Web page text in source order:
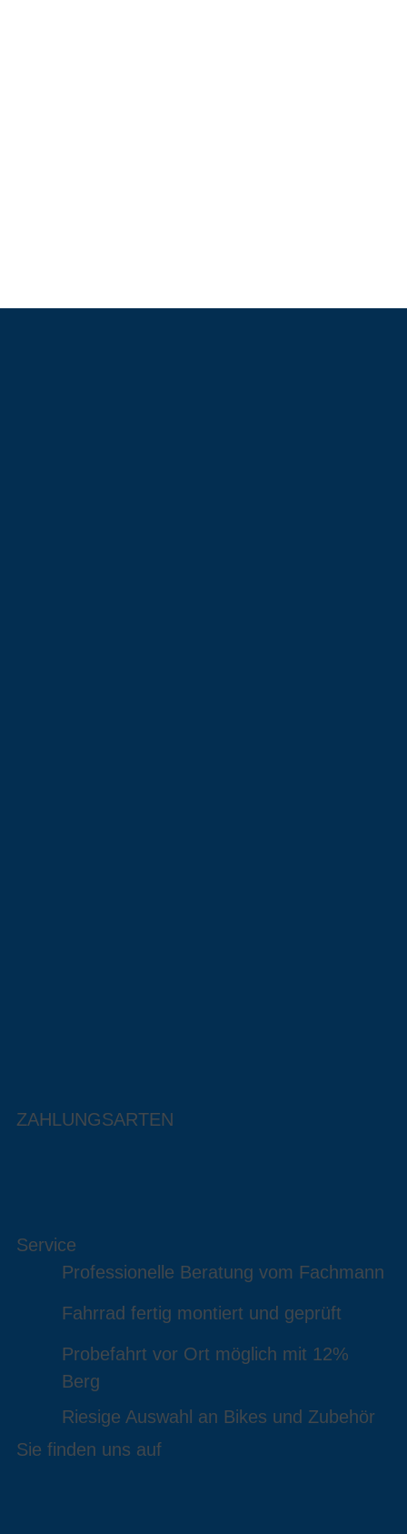
ZAHLUNGSARTEN
Service
Professionelle Beratung vom Fachmann
Fahrrad fertig montiert und geprüft
Probefahrt vor Ort möglich mit 12%
Berg
Riesige Auswahl an Bikes und Zubehör
Sie finden uns auf